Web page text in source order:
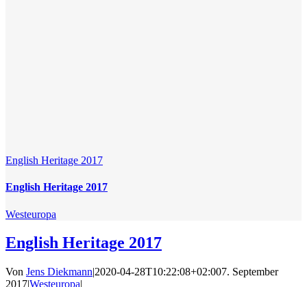
English Heritage 2017
English Heritage 2017
Westeuropa
English Heritage 2017
Von Jens Diekmann|2020-04-28T10:22:08+02:007. September
2017|Westeuropa|